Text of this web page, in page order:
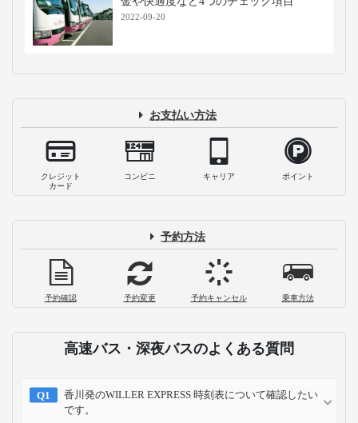
2022-09-20
お支払い方法
クレジット
カード
コンビニ キャリア ポイント
予約方法
予約確認 予約変更 予約キャンセル 乗車方法
高速バス・深夜バスのよくある質問
香川発のWILLER EXPRESS 時刻表について確認したい
です。